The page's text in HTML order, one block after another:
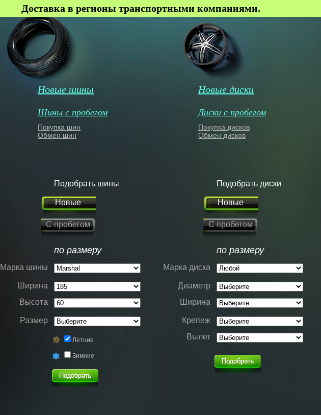
Доставка в регионы транспортными компаниями.
Новые шины
Шины с пробегом
Покупка шин
Обмен шин
Новые диски
Диски с пробегом
Покупка дисков
Обмен дисков
Подобрать шины
Новые
С пробегом
по размеру
Марка шины
Ширина
Высота
Размер
Летние
Зимние
Подобрать диски
Новые
С пробегом
по размеру
Марка диска
Диаметр
Ширина
Крепеж
Вылет